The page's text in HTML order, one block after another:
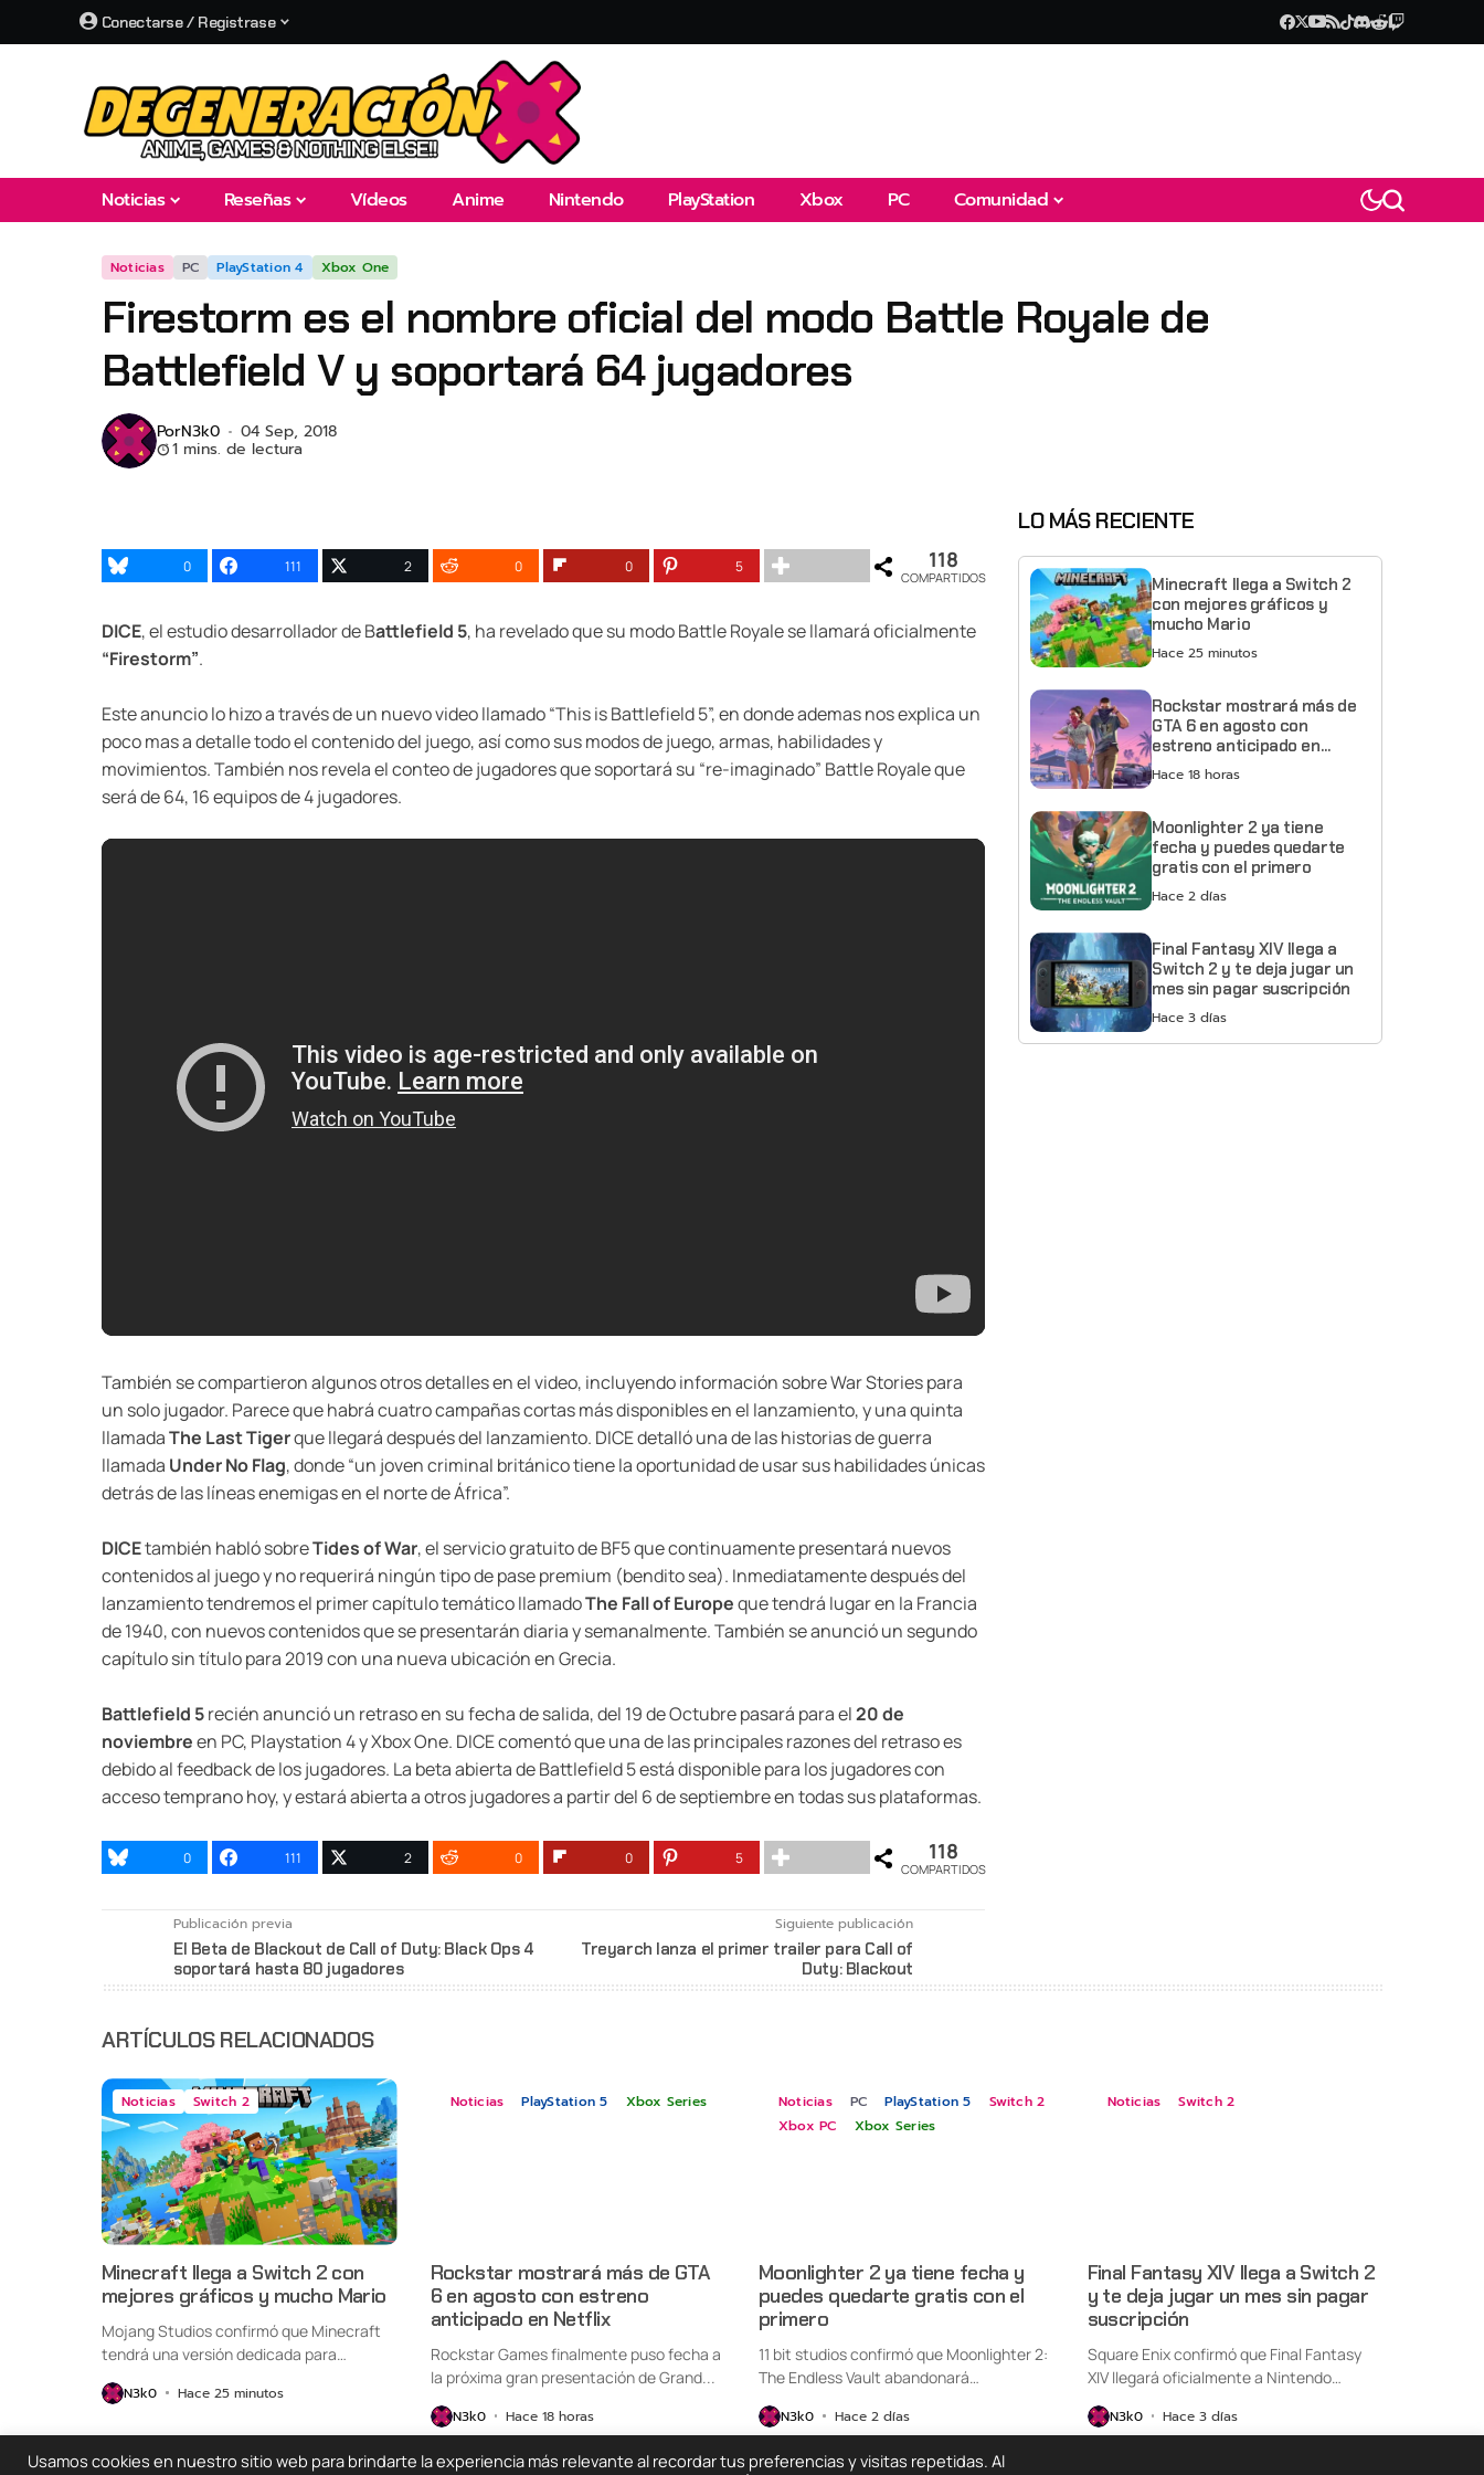
Conectarse / Registrase
Noticias Reseñas Vídeos Anime Nintendo PlayStation Xbox PC Comunidad
Noticias PC PlayStation 4 Xbox One
Firestorm es el nombre oficial del modo Battle Royale de
Battlefield V y soportará 64 jugadores
PorN3k0 04 Sep, 2018
1 mins. de lectura
0 111 2 0 0 5 118
COMPARTIDOS
DICE, el estudio desarrollador de Battlefield 5, ha revelado que su modo Battle Royale se llamará oficialmente
“Firestorm”.
Este anuncio lo hizo a través de un nuevo video llamado “This is Battlefield 5”, en donde ademas nos explica un
poco mas a detalle todo el contenido del juego, así como sus modos de juego, armas, habilidades y
movimientos. También nos revela el conteo de jugadores que soportará su “re-imaginado” Battle Royale que
será de 64, 16 equipos de 4 jugadores.
También se compartieron algunos otros detalles en el video, incluyendo información sobre War Stories para
un solo jugador. Parece que habrá cuatro campañas cortas más disponibles en el lanzamiento, y una quinta
llamadaThe Last Tigerque llegará después del lanzamiento. DICE detalló una de las historias de guerra
llamada Under No Flag, donde “un joven criminal británico tiene la oportunidad de usar sus habilidades únicas
detrás de las líneas enemigas en el norte de África”.
DICEtambién habló sobreTides of War, el servicio gratuito de BF5 que continuamente presentará nuevos
contenidos al juego y no requerirá ningún tipo de pase premium (bendito sea). Inmediatamente después del
lanzamiento tendremos el primer capítulo temático llamadoThe Fall of Europeque tendrá lugar en la Francia
de 1940, con nuevos contenidos que se presentarán diaria y semanalmente. También se anunció un segundo
capítulo sin título para 2019 con una nueva ubicación en Grecia.
Battlefield 5recién anunció un retraso en su fecha de salida, del 19 de Octubre pasará para el20 de
noviembreen PC, Playstation 4 y Xbox One. DICE comentó que una de las principales razones del retraso es
debido al feedback de los jugadores. La beta abierta de Battlefield 5 está disponible para los jugadores con
acceso temprano hoy, y estará abierta a otros jugadores a partir del 6 de septiembre en todas sus plataformas.
0 111 2 0 0 5 118
COMPARTIDOS
Publicación previa
El Beta de Blackout de Call of Duty: Black Ops 4
soportará hasta 80 jugadores
Siguiente publicación
Treyarch lanza el primer trailer para Call of
Duty: Blackout
LO MÁS RECIENTE
Minecraft llega a Switch 2
con mejores gráficos y
mucho Mario
Hace 25 minutos
Rockstar mostrará más de
GTA 6 en agosto con
estreno anticipado en
Netflix
Hace 18 horas
Moonlighter 2 ya tiene
fecha y puedes quedarte
gratis con el primero
Hace 2 días
Final Fantasy XIV llega a
Switch 2 y te deja jugar un
mes sin pagar suscripción
Hace 3 días
ARTÍCULOS RELACIONADOS
Noticias Switch 2
Minecraft llega a Switch 2 con
mejores gráficos y mucho Mario
Mojang Studios confirmó que Minecraft
tendrá una versión dedicada para
N3k0 Hace 25 minutos
Noticias PlayStation 5 Xbox Series
Rockstar mostrará más de GTA
6 en agosto con estreno
anticipado en Netflix
Rockstar Games finalmente puso fecha a
la próxima gran presentación de Grand...
N3k0 Hace 18 horas
Noticias PC PlayStation 5
Switch 2
Xbox PC
Xbox Series
Moonlighter 2 ya tiene fecha y
puedes quedarte gratis con el
primero
11 bit studios confirmó que Moonlighter 2:
The Endless Vault abandonará
N3k0 Hace 2 días
Noticias Switch 2
Final Fantasy XIV llega a Switch 2
y te deja jugar un mes sin pagar
suscripción
Square Enix confirmó que Final Fantasy
XIV llegará oficialmente a Nintendo
N3k0 Hace 3 días
Usamos cookies en nuestro sitio web para brindarte la experiencia más relevante al recordar tus preferencias y visitas repetidas. Al